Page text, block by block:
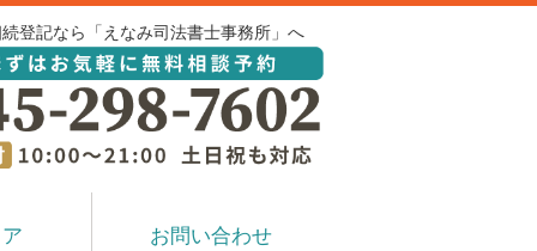
登記なら「えなみ司法書士事務所」へ
お問い合わせ